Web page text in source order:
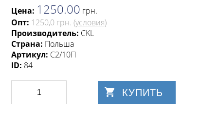
Цена: 1250.00 грн.
Опт: 1250,0 грн. (условия)
Производитель: CKL
Страна: Польша
Артикул: С2/10П
ID: 84
КУПИТЬ